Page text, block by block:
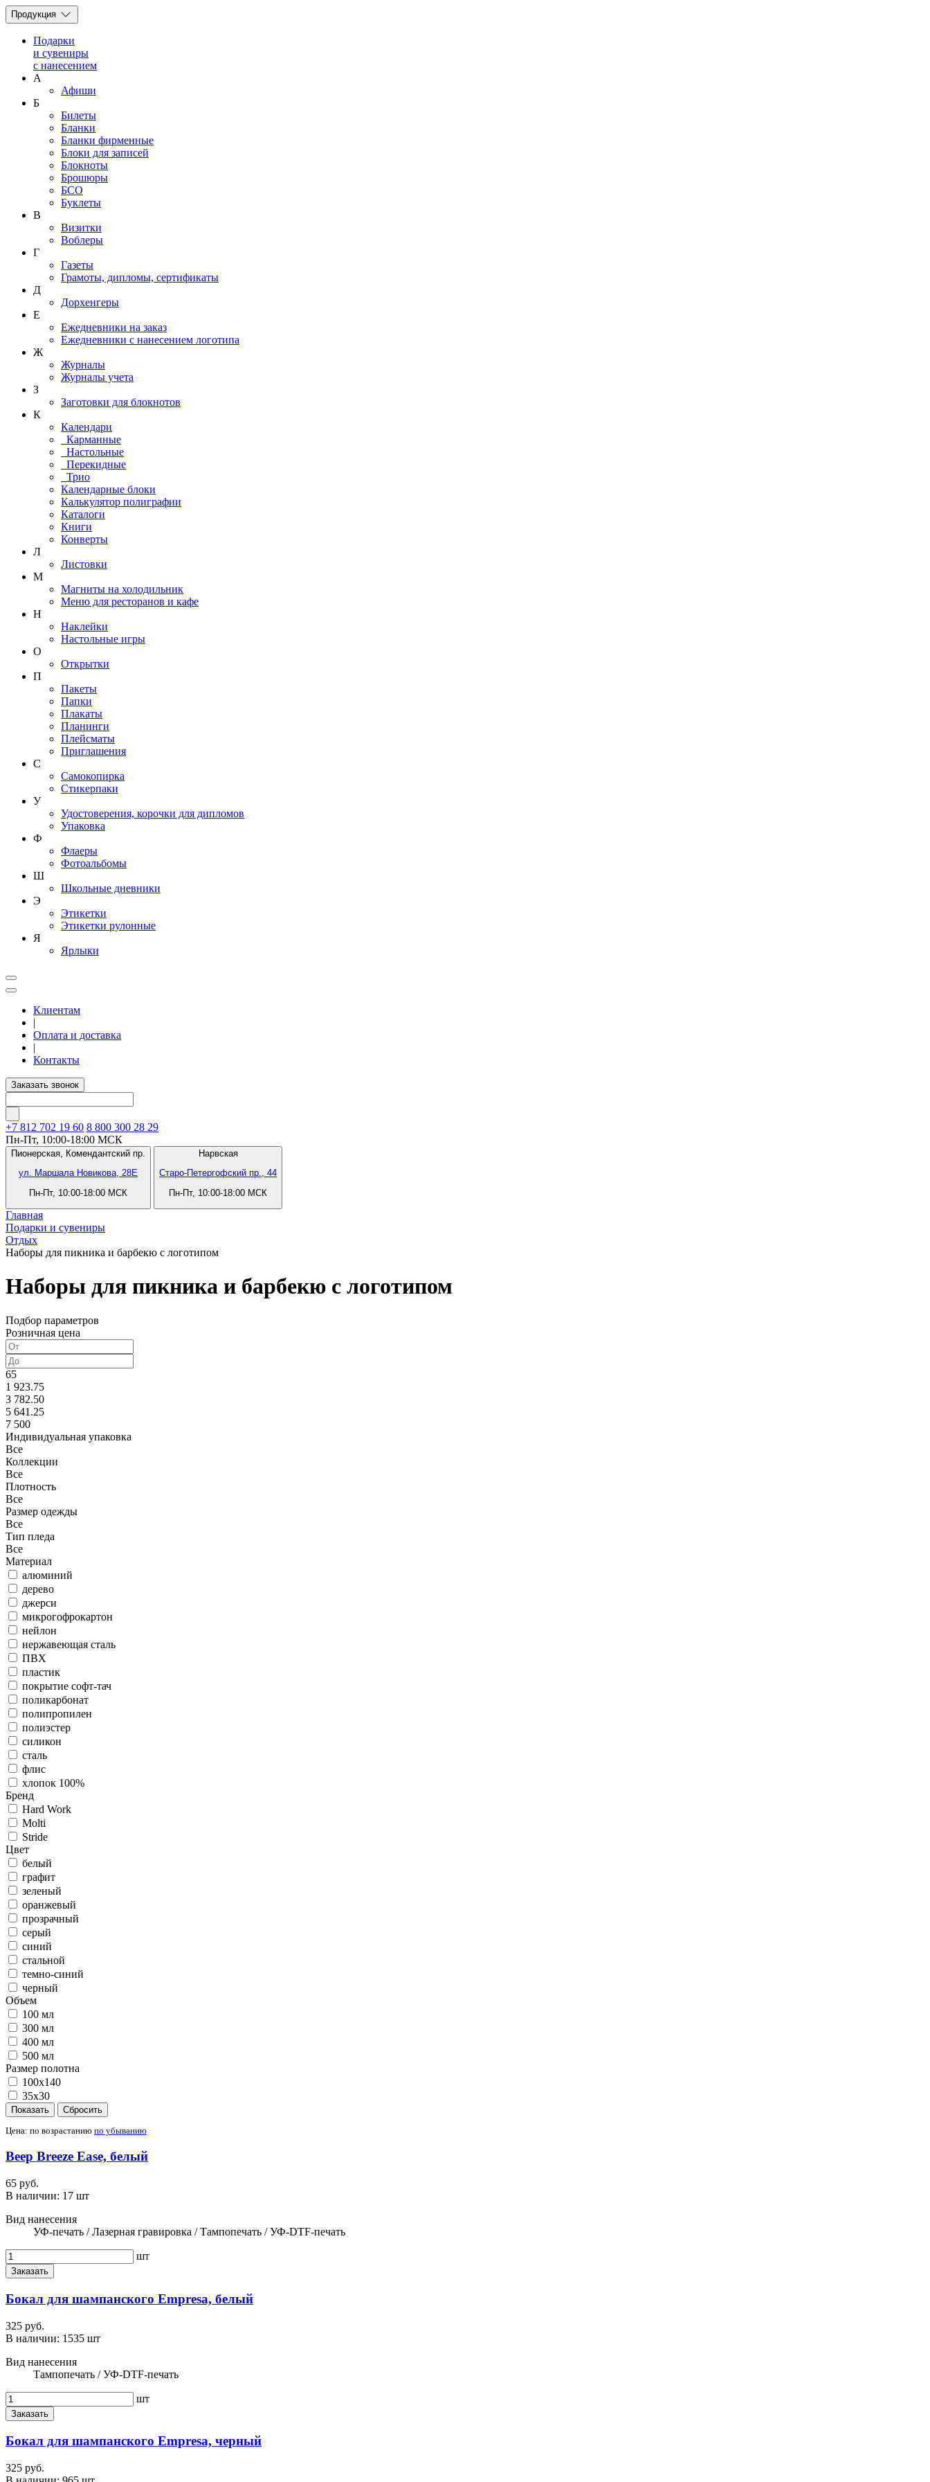
Продукция
Подарки
и сувениры
с нанесением
А
Афиши
Б
Билеты
Бланки
Бланки фирменные
Блоки для записей
Блокноты
Брошюры
БСО
Буклеты
В
Визитки
Воблеры
Г
Газеты
Грамоты, дипломы, сертификаты
Д
Дорхенгеры
Е
Ежедневники на заказ
Ежедневники с нанесением логотипа
Ж
Журналы
Журналы учета
З
Заготовки для блокнотов
К
Календари
Карманные
Настольные
Перекидные
Трио
Календарные блоки
Калькулятор полиграфии
Каталоги
Книги
Конверты
Л
Листовки
М
Магниты на холодильник
Меню для ресторанов и кафе
Н
Наклейки
Настольные игры
О
Открытки
П
Пакеты
Папки
Плакаты
Планинги
Плейсматы
Приглашения
С
Самокопирка
Стикерпаки
У
Удостоверения, корочки для дипломов
Упаковка
Ф
Флаеры
Фотоальбомы
Ш
Школьные дневники
Э
Этикетки
Этикетки рулонные
Я
Ярлыки
Клиентам
|
Оплата и доставка
|
Контакты
Заказать звонок
+7 812 702 19 60 8 800 300 28 29
Пн-Пт, 10:00-18:00 МСК
Пионерская, Комендантский пр.
ул. Маршала Новикова, 28Е
Пн-Пт, 10:00-18:00 МСК
Нарвская
Старо-Петергофский пр., 44
Пн-Пт, 10:00-18:00 МСК
Главная
Подарки и сувениры
Отдых
Наборы для пикника и барбекю с логотипом
Наборы для пикника и барбекю с логотипом
Подбор параметров
Розничная цена
65
1 923.75
3 782.50
5 641.25
7 500
Индивидуальная упаковка
Все
Коллекции
Все
Плотность
Все
Размер одежды
Все
Тип пледа
Все
Материал
алюминий
дерево
джерси
микрогофрокартон
нейлон
нержавеющая сталь
ПВХ
пластик
покрытие софт-тач
поликарбонат
полипропилен
полиэстер
силикон
сталь
флис
хлопок 100%
Бренд
Hard Work
Molti
Stride
Цвет
белый
графит
зеленый
оранжевый
прозрачный
серый
синий
стальной
темно-синий
черный
Объем
100 мл
300 мл
400 мл
500 мл
Размер полотна
100x140
35x30
Цена: по возрастанию по убыванию
Веер Breeze Ease, белый
65 руб.
В наличии: 17 шт
Вид нанесения
УФ-печать / Лазерная гравировка / Тампопечать / УФ-DTF-печать
шт
Заказать
Бокал для шампанского Empresa, белый
325 руб.
В наличии: 1535 шт
Вид нанесения
Тампопечать / УФ-DTF-печать
шт
Заказать
Бокал для шампанского Empresa, черный
325 руб.